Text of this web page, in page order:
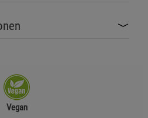
Vegan